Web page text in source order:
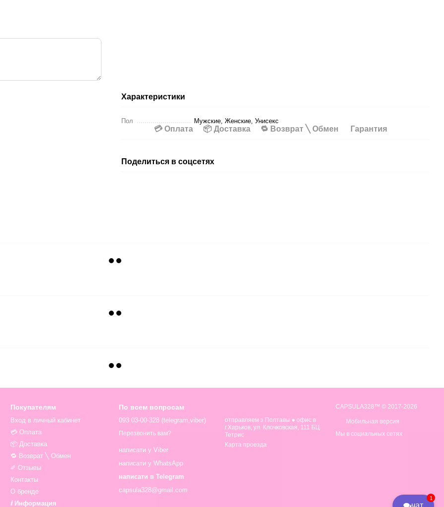
чат
1
Характеристики
Пол Мужские, Женские, Унисекс
💳 Оплата 📦 Доставка 🔁 Возврат ╲ Обмен Гарантия
Поделиться в соцсетях
Покупателям
Вход в личный кабинет
💳 Оплата
📦 Доставка
🔁 Возврат ╲ Обмен
✐ Отзывы
Контакты
О бренде
ⅈ Информация
По всем вопросам
093 03-00-328 (telegram,viber)
Перезвонить вам?
написати у Viber
написати у WhatsApp
написати в Telegram
capsula328@gmail.com
отправляем з Полтавы ● офис в
г.Харьков, ул. Клочковская, 111 БЦ
Тетрис
Карта проезда
CAPSULA328™ © 2017-2026
Мобильная версия
Мы в социальных сетях